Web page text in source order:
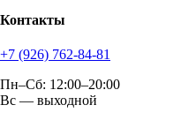
Контакты
+7 (926) 762-84-81
Пн–Сб: 12:00–20:00
Вс — выходной